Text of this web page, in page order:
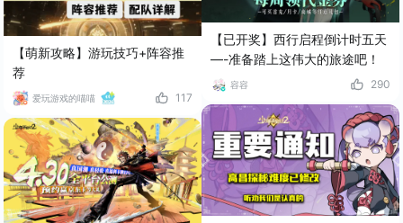
【萌新攻略】游玩技巧+阵容推
荐
爱玩游戏的喵喵 117
【已开奖】西行启程倒计时五天
—-准备踏上这伟大的旅途吧！
容容 290